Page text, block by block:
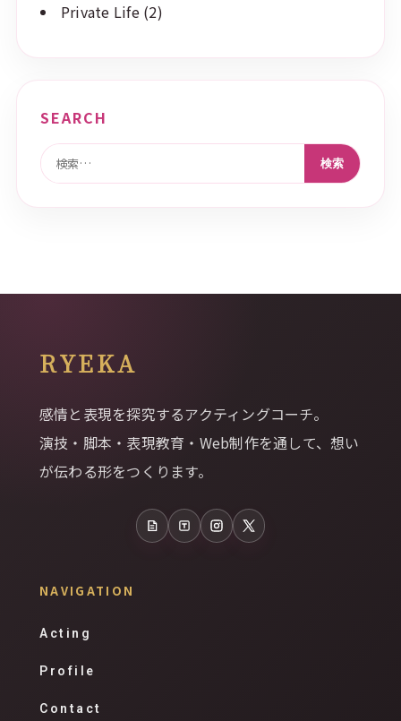
Private Life(2)
SEARCH
検索:
RYEKA
感情と表現を探究するアクティングコーチ。
演技・脚本・表現教育・Web制作を通して、想い
が伝わる形をつくります。
note TalesInstagram
X
NAVIGATION
Acting
Profile
Contact